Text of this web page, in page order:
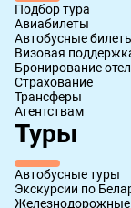
Подбор тура
Авиабилеты
Автобусные
Визовая
Бронирование
Страхование
Трансферы
Агентствам
Туры
Автобусные туры
Экскурсии по
Железнодорожные